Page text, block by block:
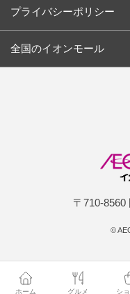
プライバシーポリシー
全国のイオンモール
〒710-
©
ホーム グルメ シ